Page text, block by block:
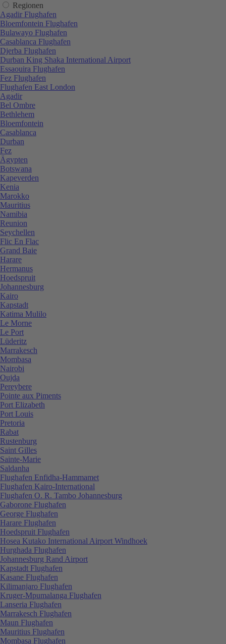
Regionen
Agadir Flughafen
Bloemfontein Flughafen
Bulawayo Flughafen
Casablanca Flughafen
Djerba Flughafen
Durban King Shaka International Airport
Essaouira Flughafen
Fez Flughafen
Flughafen East London
Agadir
Bel Ombre
Bethlehem
Bloemfontein
Casablanca
Durban
Fez
Ägypten
Botswana
Kapeverden
Kenia
Marokko
Mauritius
Namibia
Reunion
Seychellen
Flic En Flac
Grand Baie
Harare
Hermanus
Hoedspruit
Johannesburg
Kairo
Kapstadt
Katima Mulilo
Le Morne
Le Port
Lüderitz
Marrakesch
Mombasa
Nairobi
Oujda
Pereybere
Pointe aux Piments
Port Elizabeth
Port Louis
Pretoria
Rabat
Rustenburg
Saint Gilles
Sainte-Marie
Saldanha
Flughafen Enfidha-Hammamet
Flughafen Kairo-International
Flughafen O. R. Tambo Johannesburg
Gaborone Flughafen
George Flughafen
Harare Flughafen
Hoedspruit Flughafen
Hosea Kutako International Airport Windhoek
Hurghada Flughafen
Johannesburg Rand Airport
Kapstadt Flughafen
Kasane Flughafen
Kilimanjaro Flughafen
Kruger-Mpumalanga Flughafen
Lanseria Flughafen
Marrakesch Flughafen
Maun Flughafen
Mauritius Flughafen
Mombasa Flughafen